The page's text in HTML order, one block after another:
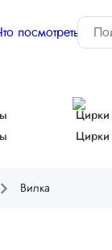
Цирки
Вилка